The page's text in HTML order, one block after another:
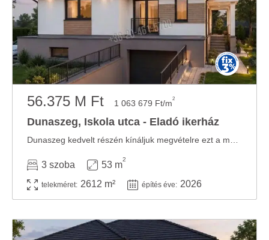
56.375 M Ft 1 063 679 Ft/m2
Dunaszeg, Iskola utca - Eladó ikerház
3 szoba 53 m
2
telekméret: 2612 m² építés éve: 2026